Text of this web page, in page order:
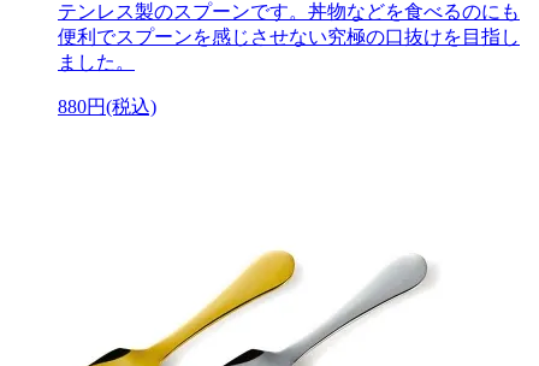
テンレス製のスプーンです。丼物などを食べるのにも
便利でスプーンを感じさせない究極の口抜けを目指し
ました。
880円(税込)